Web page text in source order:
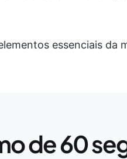
essenciais da
de 60